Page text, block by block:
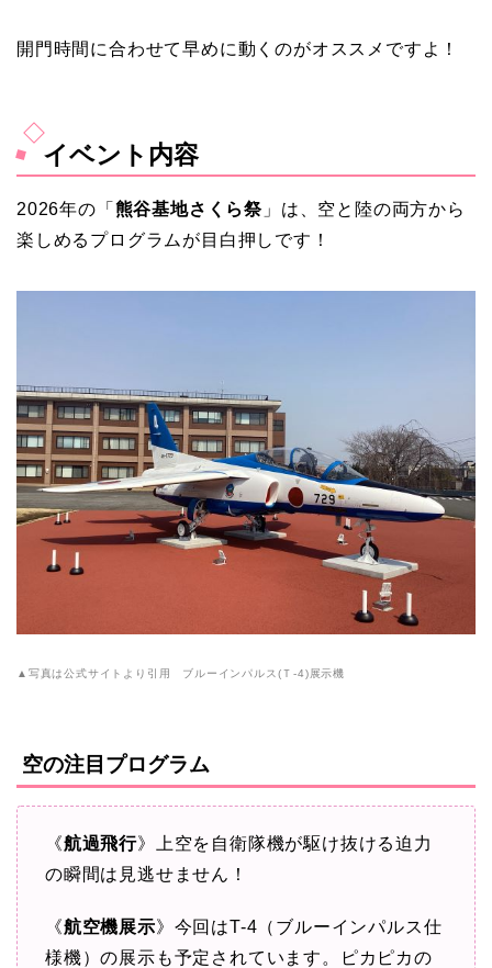
開門時間に合わせて早めに動くのがオススメですよ！
イベント内容
2026年の「 熊谷基地さくら祭 」は、空と陸の両方から
楽しめるプログラムが目白押しです！
▲写真は公式サイトより引用 ブルーインパルス(Ｔ-4)展示機
空の注目プログラム
《航過飛行》上空を自衛隊機が駆け抜ける迫力
の瞬間は見逃せません！
《航空機展示》今回はT-4（ブルーインパルス仕
様機）の展示も予定されています。ピカピカの